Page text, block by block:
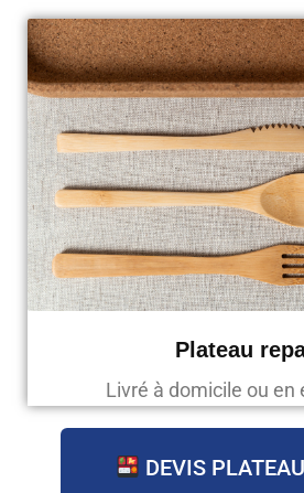
Plateau
Livré à domicile ou en
DEVIS